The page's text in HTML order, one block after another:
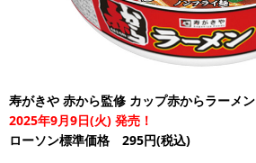
寿がきや 赤から監修 カップ赤からラーメン
2025年9月9日(火) 発売！
ローソン標準価格 295円(税込)